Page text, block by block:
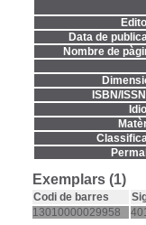
Data de
Nombre de
ISBN/
Exemplars (1)
Codi de barres
13010000029958